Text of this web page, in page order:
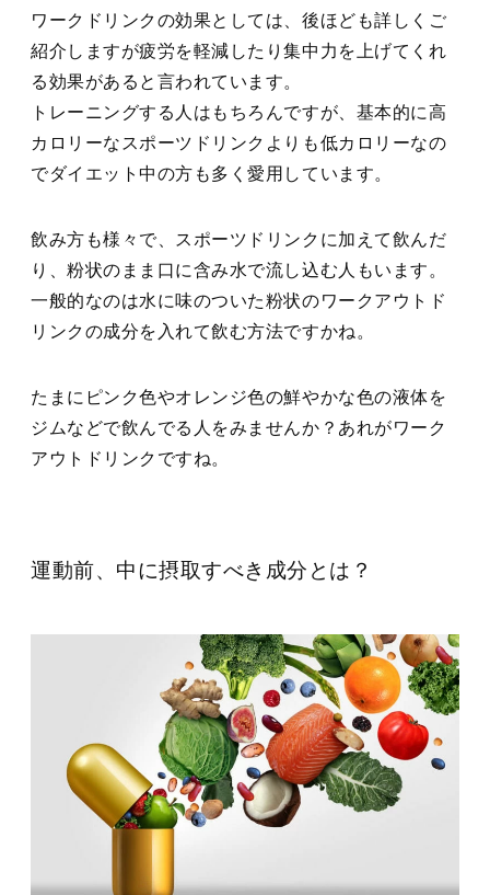
ワークドリンクの効果としては、後ほども詳しくご
紹介しますが疲労を軽減したり集中力を上げてくれ
る効果があると言われています。
トレーニングする人はもちろんですが、基本的に高
カロリーなスポーツドリンクよりも低カロリーなの
でダイエット中の方も多く愛用しています。
飲み方も様々で、スポーツドリンクに加えて飲んだ
り、粉状のまま口に含み水で流し込む人もいます。
一般的なのは水に味のついた粉状のワークアウトド
リンクの成分を入れて飲む方法ですかね。
たまにピンク色やオレンジ色の鮮やかな色の液体を
ジムなどで飲んでる人をみませんか？あれがワーク
アウトドリンクですね。
運動前、中に摂取すべき成分とは？